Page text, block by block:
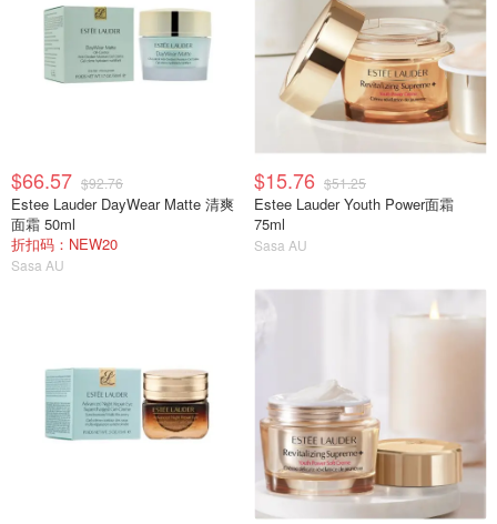
$66.57 $92.76
Estee Lauder DayWear Matte 清爽
面霜 50ml
折扣码：NEW20
Sasa AU
$15.76 $51.25
Estee Lauder Youth Power面霜
75ml
Sasa AU